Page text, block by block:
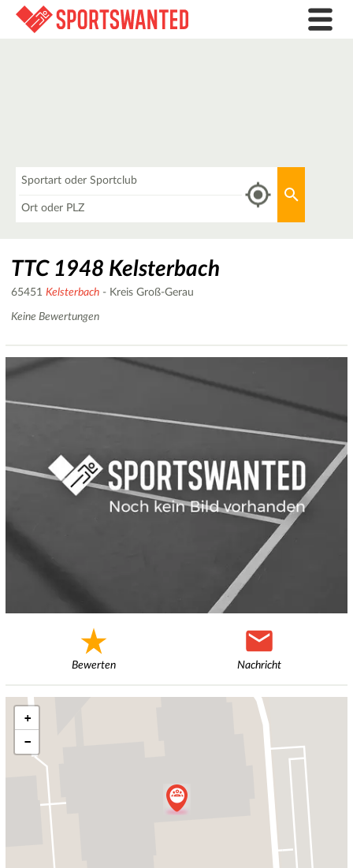
TTC 1948 Kelsterbach
65451 Kelsterbach - Kreis Groß-Gerau
Keine Bewertungen
Bewerten Nachricht
+
−